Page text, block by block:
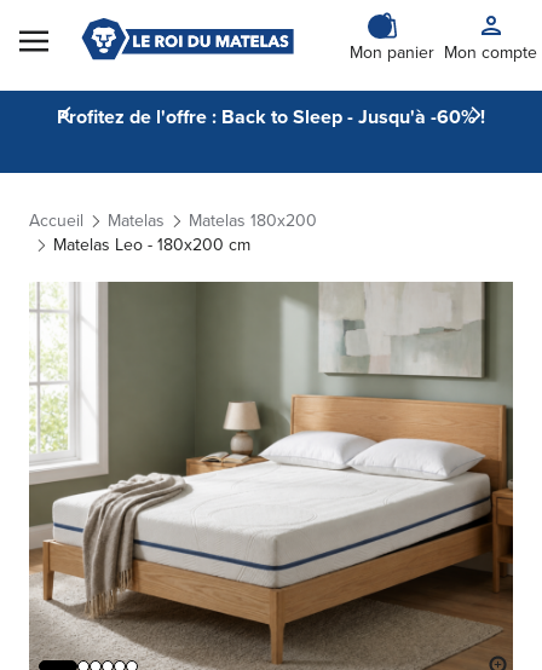
Skip to Content
Mon panier Mon compte
Profitez de l'offre : Back to Sleep - Jusqu'à -60% !
Accueil Matelas
Matelas 180x200
Matelas Leo - 180x200 cm